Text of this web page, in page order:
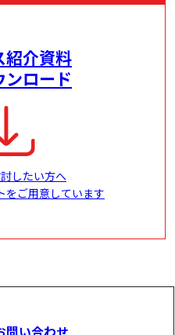
紹介資料
ンロード
したい方へ
をご用意しています
問い合わせ